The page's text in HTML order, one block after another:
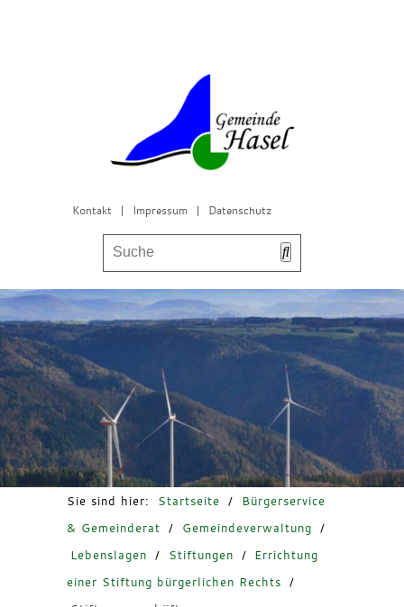
Kontakt | Impressum | Datenschutz
Bürgerservice & Gemeinderat
Leben in Hasel
Freizeit & Tourismus
Sie sind hier: Startseite /
Bürgerservice
& Gemeinderat
/ Gemeindeverwaltung
/
Lebenslagen
/ Stiftungen / Errichtung
einer Stiftung bürgerlichen Rechts
/